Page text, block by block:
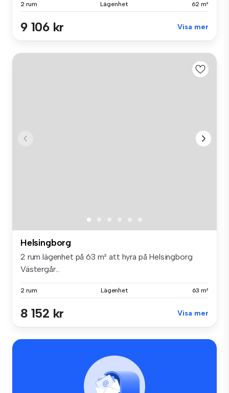
2 rum Lägenhet 62 m²
9 106 kr Visa mer
Helsingborg
2 rum lägenhet på 63 m² att hyra på Helsingborg
Västergår...
2 rum Lägenhet 63 m²
8 152 kr Visa mer